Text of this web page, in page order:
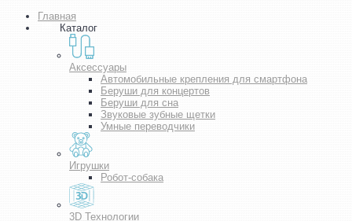
Главная
Каталог
Аксессуары
Автомобильные крепления для смартфона
Беруши для концертов
Беруши для сна
Звуковые зубные щетки
Умные переводчики
Игрушки
Робот-собака
3D Технологии